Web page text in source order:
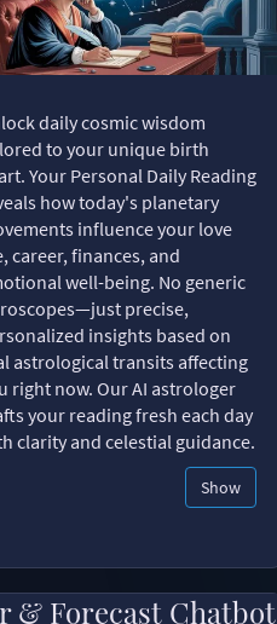
daily cosmic wisdom
to your unique birth
Your Personal Daily Reading
how today's planetary
influence your love
career, finances, and
well-being. No generic
precise,
insights based on
astrological transits affecting
right now. Our AI astrologer
your reading fresh each day
clarity and celestial guidance.
Show
& Forecast Chatbot